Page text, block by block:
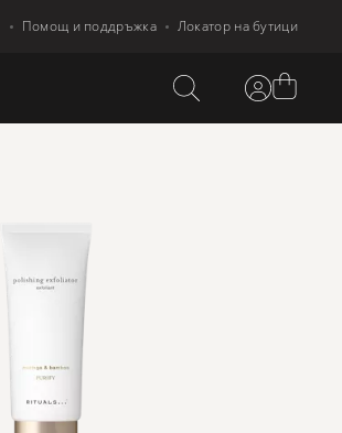
Помощ и поддръжка Локатор на бутици